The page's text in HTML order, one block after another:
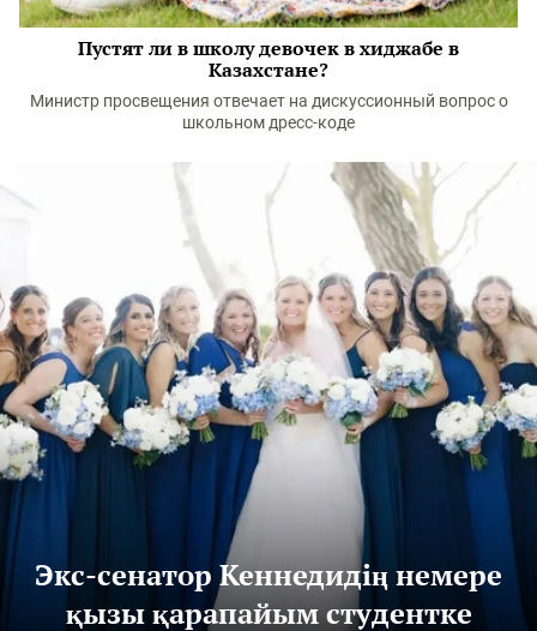
Пустят ли в школу девочек в хиджабе в
Казахстане?
Министр просвещения отвечает на дискуссионный вопрос о
школьном дресс-коде
Экс-сенатор Кеннедидің немере
қызы қарапайым студентке